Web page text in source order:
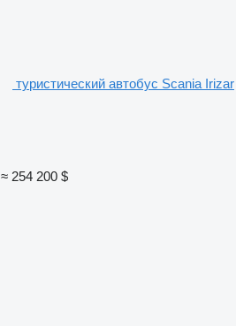
туристический автобус Scania Irizar
≈ 254 200 $